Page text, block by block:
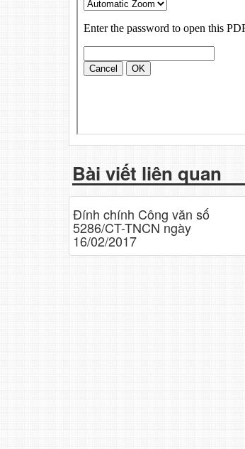
Bài viết liên quan
Đính chính Công văn số
5286/CT-TNCN ngày
16/02/2017